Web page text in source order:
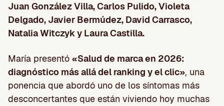
Juan González Villa, Carlos Pulido, Violeta
Delgado, Javier Bermúdez, David Carrasco,
Natalia Witczyk y Laura Castilla.
María presentó «Salud de marca en 2026:
diagnóstico más allá del ranking y el clic», una
ponencia que abordó uno de los síntomas más
desconcertantes que están viviendo hoy muchas